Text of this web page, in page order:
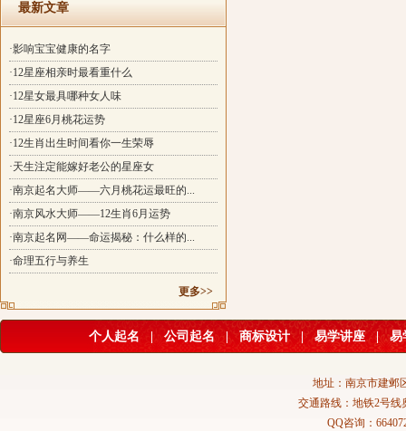
最新文章
·影响宝宝健康的名字
·12星座相亲时最看重什么
·12星女最具哪种女人味
·12星座6月桃花运势
·12生肖出生时间看你一生荣辱
·天生注定能嫁好老公的星座女
·南京起名大师——六月桃花运最旺的...
·南京风水大师——12生肖6月运势
·南京起名网——命运揭秘：什么样的...
·命理五行与养生
更多>>
个人起名 公司起名 | 商标设计 | 易学讲座 | 易
地址：南京市建邺
交通路线：地铁2号线
QQ咨询：